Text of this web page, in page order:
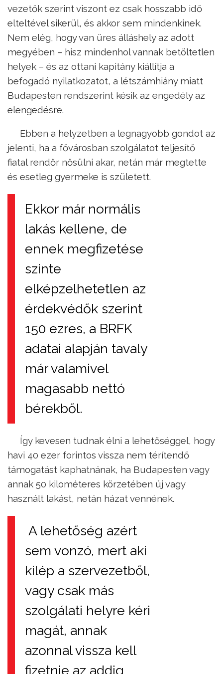
vezetők szerint viszont ez csak hosszabb idő
elteltével sikerül, és akkor sem mindenkinek.
Nem elég, hogy van üres álláshely az adott
megyében – hisz mindenhol vannak betöltetlen
helyek – és az ottani kapitány kiállítja a
befogadó nyilatkozatot, a létszámhiány miatt
Budapesten rendszerint késik az engedély az
elengedésre.
Ebben a helyzetben a legnagyobb gondot az
jelenti, ha a fővárosban szolgálatot teljesítő
fiatal rendőr nősülni akar, netán már megtette
és esetleg gyermeke is született.
Ekkor már normális
lakás kellene, de
ennek megfizetése
szinte
elképzelhetetlen az
érdekvédők szerint
150 ezres, a BRFK
adatai alapján tavaly
már valamivel
magasabb nettó
bérekből.
Így kevesen tudnak élni a lehetőséggel, hogy
havi 40 ezer forintos vissza nem térítendő
támogatást kaphatnának, ha Budapesten vagy
annak 50 kilométeres körzetében új vagy
használt lakást, netán házat vennének.
A lehetőség azért
sem vonzó, mert aki
kilép a szervezetből,
vagy csak más
szolgálati helyre kéri
magát, annak
azonnal vissza kell
fizetnie az addig